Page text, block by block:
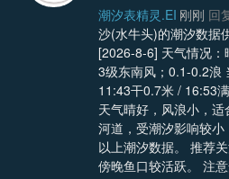
潮汐表精灵.EI 刚刚 回
沙(水牛头)的潮汐数据供参考：
[2026-8-6] 天气情况：
3级东南风；0.1-0.2浪
11:43干0.7米 / 16:53满
天气晴好，风浪小，
河道，受潮汐影响较
以上潮汐数据。 推荐
傍晚鱼口较活跃。 注